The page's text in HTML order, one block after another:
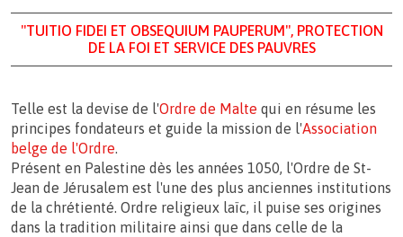
"TUITIO FIDEI ET OBSEQUIUM PAUPERUM", PROTECTION
DE LA FOI ET SERVICE DES PAUVRES
Telle est la devise de l'Ordre de Malte qui en résume les
principes fondateurs et guide la mission de l'Association
belge de l'Ordre.
Présent en Palestine dès les années 1050, l'Ordre de St-
Jean de Jérusalem est l'une des plus anciennes institutions
de la chrétienté. Ordre religieux laïc, il puise ses origines
dans la tradition militaire ainsi que dans celle de la